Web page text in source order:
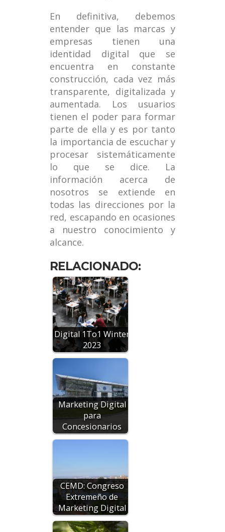
En definitiva, debemos
entender que las marcas y
empresas tienen una
identidad digital que se
encuentra en constante
construcción, cada vez más
transparente, digitalizada y
aumentada. Los usuarios
tienen el poder para formar
parte de ella y es por tanto
la importancia de escuchar y
procesar sistemáticamente
lo que se dice. La
información acerca de
nosotros se extiende en
todas las direcciones por la
red, escapando en ocasiones
a nuestro conocimiento y
alcance.
RELACIONADO:
Digital 1To1 Winter
2023
Marketing Digital
para
Concesionarios
CEMD: Congreso
Extremeño de
Marketing Digital